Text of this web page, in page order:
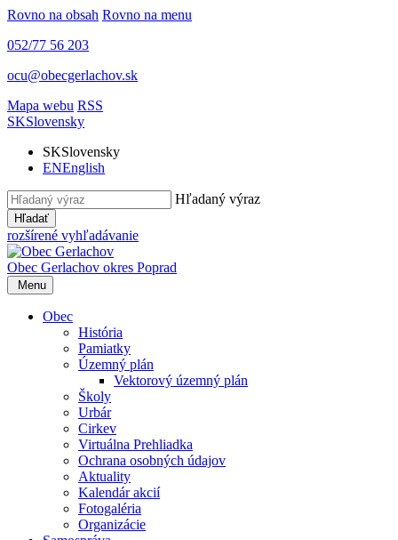
Rovno na obsah Rovno na menu
052/77 56 203
ocu@obecgerlachov.sk
Mapa webu RSS
SKSlovensky
SKSlovensky
ENEnglish
Hľadaný výraz
Hľadať
rozšírené vyhľadávanie
Obec Gerlachov okres Poprad
Menu
Obec
História
Pamiatky
Územný plán
Vektorový územný plán
Školy
Urbár
Cirkev
Virtuálna Prehliadka
Ochrana osobných údajov
Aktuality
Kalendár akcií
Fotogaléria
Organizácie